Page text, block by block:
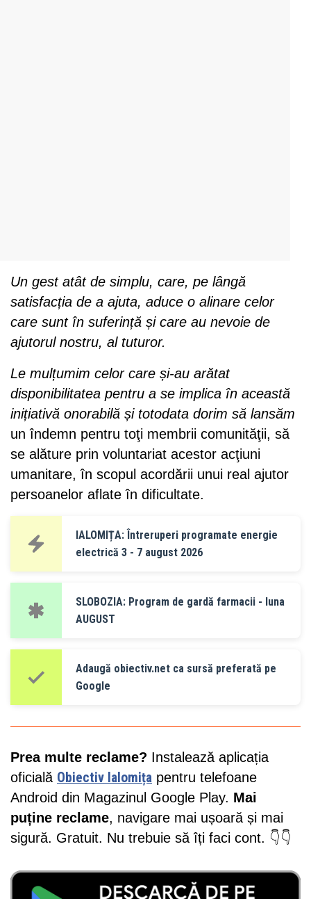
Un gest atât de simplu, care, pe lângă
satisfacția de a ajuta, aduce o alinare celor
care sunt în suferință și care au nevoie de
ajutorul nostru, al tuturor.
Le mulțumim celor care și-au arătat
disponibilitatea pentru a se implica în această
inițiativă onorabilă și totodata dorim să lansăm
un îndemn pentru toţi membrii comunităţii, să
se alăture prin voluntariat acestor acţiuni
umanitare, în scopul acordării unui real ajutor
persoanelor aflate în dificultate.
IALOMIȚA: Întreruperi programate energie
electrică 3 - 7 august 2026
SLOBOZIA: Program de gardă farmacii - luna
AUGUST
Adaugă obiectiv.net ca sursă preferată pe
Google
Prea multe reclame? Instalează aplicația
oficială Obiectiv Ialomița pentru telefoane
Android din Magazinul Google Play. Mai
puține reclame, navigare mai ușoară și mai
sigură. Gratuit. Nu trebuie să îți faci cont. 👇👇